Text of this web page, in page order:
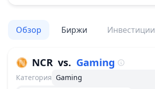
Обзор Биржи Инвестиции
NCR vs. Gaming
Категория Gaming